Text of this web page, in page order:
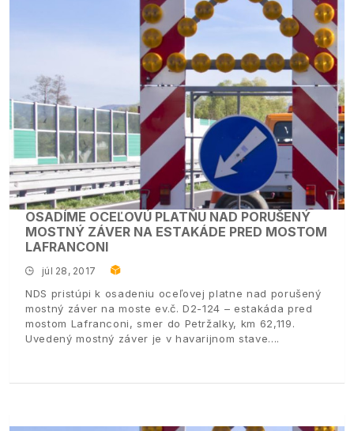
OSADÍME OCEĽOVÚ PLATŇU NAD PORUŠENÝ
MOSTNÝ ZÁVER NA ESTAKÁDE PRED MOSTOM
LAFRANCONI
júl 28, 2017
NDS pristúpi k osadeniu oceľovej platne nad porušený
mostný záver na moste ev.č. D2-124 – estakáda pred
mostom Lafranconi, smer do Petržalky, km 62,119.
Uvedený mostný záver je v havarijnom stave.